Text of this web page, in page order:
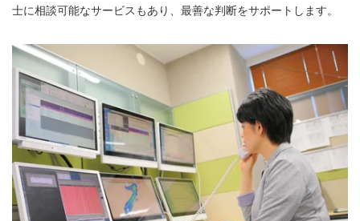
士に相談可能なサービスもあり、最善な判断をサポートします。